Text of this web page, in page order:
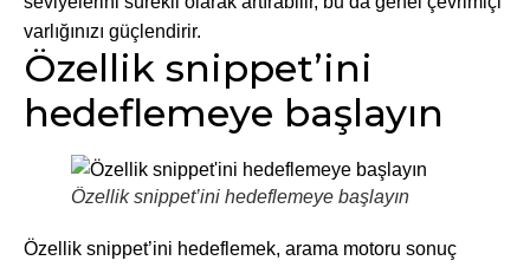
varlığınızı güçlendirir.
Özellik snippet’ini
hedeflemeye başlayın
Özellik snippet’ini hedeflemeye başlayın
Özellik snippet’ini hedeflemek, arama motoru sonuç